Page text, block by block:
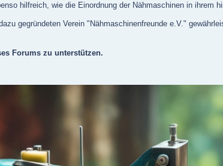
hilfreich, wie die Einordnung der Nähmaschinen in ihrem
gegründeten Verein "Nähmaschinenfreunde e.V."
Forums zu unterstützen.